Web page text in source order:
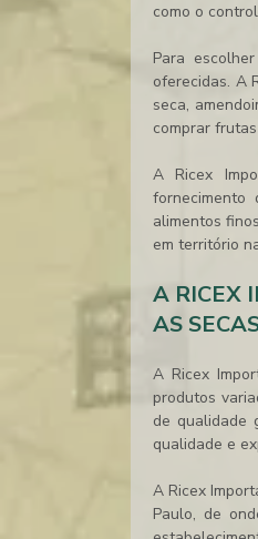
como o
Para
oferecidas. A
seca,
comprar
A Ricex
alimentos
em território
A RICEX
AS
A Ricex
produtos
de qualidade
qualidade e
A Ricex
Paulo, de